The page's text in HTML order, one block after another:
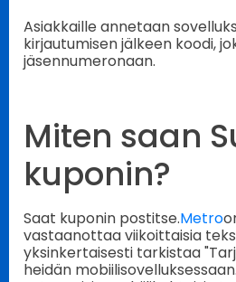
Asiakkaille annetaan
kirjautumisen jälkeen koodi,
jäsennumeronaan.
Miten saan
kuponin?
Saat kuponin postitse.Metro
vastaanottaa viikoittaisia
yksinkertaisesti tarkistaa
heidän